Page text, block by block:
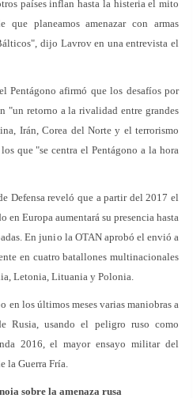
países inflan hasta la histeria el mito
planeamos amenazar con armas
dijo Lavrov en una entrevista el
Pentágono afirmó que los desafíos por
"un retorno a la rivalidad entre grandes
Irán, Corea del Norte y el terrorismo
que "se centra el Pentágono a la hora
Defensa reveló que a partir del 2017 el
en Europa aumentará su presencia hasta
En junio la OTAN aprobó el envió a
en cuatro batallones multinacionales
Letonia, Lituania y Polonia.
en los últimos meses varias maniobras a
Rusia, usando el peligro ruso como
2016, el mayor ensayo militar del
la Guerra Fría.
sobre la amenaza rusa